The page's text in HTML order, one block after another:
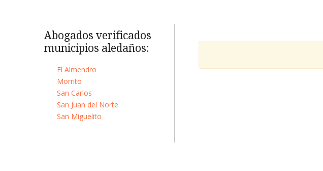
Abogados verificados
municipios aledaños:
El Almendro
Morrito
San Carlos
San Juan del Norte
San Miguelito